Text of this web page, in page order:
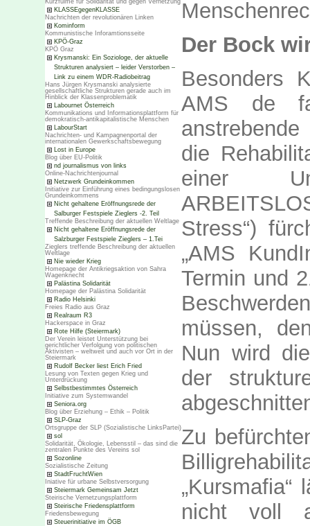
Kurzfülme für Solidarität und gegen Verhetzung
KLASSEgegenKLASSE
Nachrichten der revolutionären Linken
Kominform
Kommunistische Inforamtionsseite
KPÖ-Graz
KPÖ Graz
Krysmanski: Ein Soziologe, der aktuelle
Strukturen analysiert – leider Verstorben –
Link zu einem WDR-Radiobeitrag
Hans Jürgen Krysmanski analysierte
gesellschaftliche Strukturen gerade auch im
Hinblick der Klassenproblematik
Labournet Österreich
Kommunikations und Informationsplattform für
demokratisch-antikapitalistische Menschen
LabourStart
Nachrichten- und Kampagnenportal der
internationalen Gewerkschaftsbewegung
Lost in Europe
Blog über EU-Politik
nd journalismus von links
Online-Nachrichtenjournal
Netzwerk Grundeinkommen
Initiative zur Einführung eines bedingungslosen
Grundeinkommens
Nicht gehaltene Eröffnungsrede der
Salburger Festspiele Zieglers -2. Teil
Treffende Beschreibung der aktuellen Weltlage
Nicht gehaltene Eröffnungsrede der
Salzburger Festspiele Zieglers – 1.Tei
Zieglers treffende Beschreibung der aktuellen
Weltlage
Nie wieder Krieg
Homepage der Antikriegsaktion von Sahra
Wagenknecht
Palästina Solidarität
Homepage der Palästina Solidarität
Radio Helsinki
Freies Radio aus Graz
Realraum R3
Hackerspace in Graz
Rote Hilfe (Steiermark)
Der Verein leistet Unterstützung bei
gerichtlicher Verfolgung von politischen
Aktivisten – weltweit und auch vor Ort in der
Steiermark
Rudolf Becker liest Erich Fried
Lesung von Texten gegen Krieg und
Unterdrückung
Selbstbestimmtes Österreich
Initiative zum Systemwandel
Seniora.org
Blog über Erziehung – Ethik – Politik
SLP-Graz
Ortsgruppe der SLP (Sozialistische LinksPartei)
sol
Solidarität, Ökologie, Lebensstil – das sind die
zentralen Punkte des Vereins sol
Sozonline
Sozialistische Zeitung
StadtFruchtWien
Iniative für urbane Selbstversorgung
Steiermark Gemeinsam Jetzt
Steirische Vernetzungsplattform
Steirische Friedensplattform
Friedensbewegung
Steuerinitiative im ÖGB
Der Bock
Besonders
AMS de
die
einer
Stress“)
„AMS
Termin und
müssen,
Nun wird
der
Zu
nicht voll